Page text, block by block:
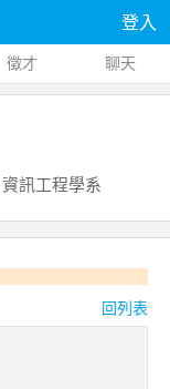
登入
徵才 聊天
資訊工程學系
回列表